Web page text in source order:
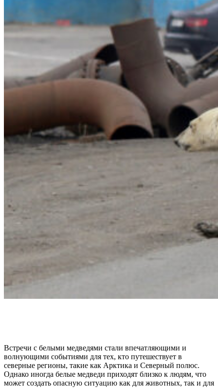
Встречи с белыми медведями стали впечатляющими и
волнующими событиями для тех, кто путешествует в
северные регионы, такие как Арктика и Северный полюс.
Однако иногда белые медведи приходят близко к людям, что
может создать опасную ситуацию как для животных, так и для